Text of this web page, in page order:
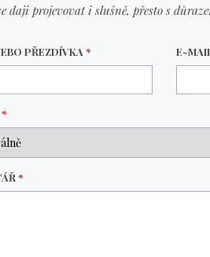
daji projevovat i slušně, přesto s
PŘEZDÍVKA* E-
*
*